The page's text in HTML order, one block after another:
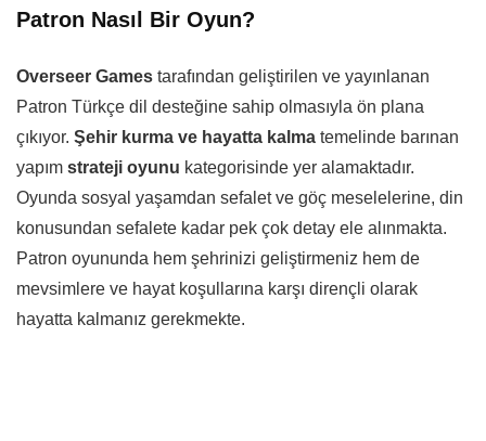
Patron Nasıl Bir Oyun?
Overseer Games tarafından geliştirilen ve yayınlanan
Patron Türkçe dil desteğine sahip olmasıyla ön plana
çıkıyor. Şehir kurma ve hayatta kalma temelinde barınan
yapım strateji oyunu kategorisinde yer alamaktadır.
Oyunda sosyal yaşamdan sefalet ve göç meselelerine, din
konusundan sefalete kadar pek çok detay ele alınmakta.
Patron oyununda hem şehrinizi geliştirmeniz hem de
mevsimlere ve hayat koşullarına karşı dirençli olarak
hayatta kalmanız gerekmekte.